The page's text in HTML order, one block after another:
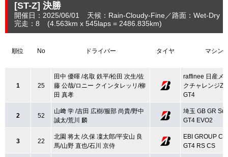
[ST-Z] 決勝
開催日：2025/06/01 天候：Rain-Cloudy-Fine 路面：Wet-Dry
完走：8
(4.563km x 545laps = 2486.835km)
順位 No ドライバー タイヤ マシン
1 25
田中 優暉 /名取 鉄平/松田 次生/佐
藤 公哉/ロニー クインタレッリ/柳
田 真孝
raffinee 日産メ
クチャレンジZ
GT4
2 52
山﨑 学 /吉田 広樹/服部 尚貴/野中
誠太/荒川 麟
埼玉 GB GR
GT4 EVO2
3 22
北園 将太 /久保 凜太郎/平安山 良
馬/山野 直也/石川 京侍
EBI GROUP
GT4 RS CS